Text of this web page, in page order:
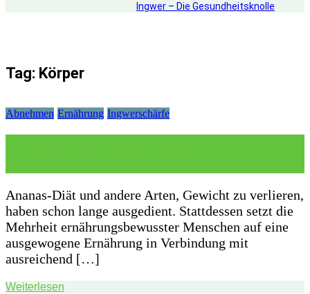
Ingwer – Die Gesundheitsknolle
Tag: Körper
Abnehmen Ernährung Ingwerschärfe
Ananas-Diät und andere Arten, Gewicht zu verlieren,
haben schon lange ausgedient. Stattdessen setzt die
Mehrheit ernährungsbewusster Menschen auf eine
ausgewogene Ernährung in Verbindung mit
ausreichend […]
Weiterlesen